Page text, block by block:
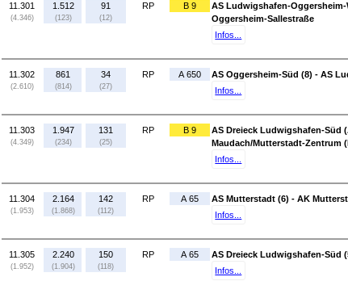
11.301
(4.346)
1.512
(123)
91
(12)
RP B 9
AS Ludwigshafen-
Oggersheim-Sallestraße
Infos...
11.302
(2.610)
861
(814)
34
(27)
RP A 650
AS Oggersheim-Süd (8) - AS
Infos...
11.303
(4.349)
1.947
(234)
131
(25)
RP B 9
AS Dreieck Ludwigshafen-Süd
Maudach/Mutterstadt-Zentrum
Infos...
11.304
(1.953)
2.164
(1.868)
142
(112)
RP A 65
AS Mutterstadt (6) - AK
Infos...
11.305
(1.952)
2.240
(1.904)
150
(118)
RP A 65
AS Dreieck Ludwigshafen-Süd
Infos...